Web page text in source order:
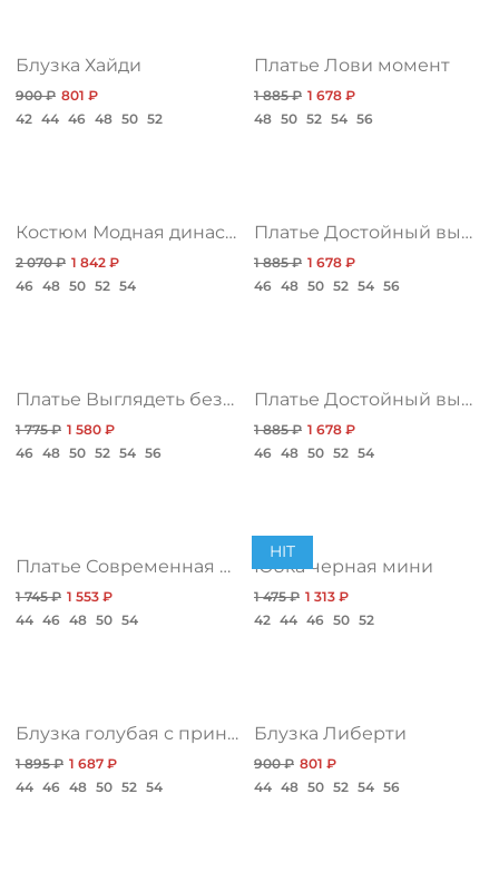
Блузка Хайди
900 ₽ 801 ₽
42 44 46 48 50 52
Платье Лови момент
1 885 ₽ 1 678 ₽
48 50 52 54 56
Костюм Модная династия, нью
2 070 ₽ 1 842 ₽
46 48 50 52 54
Платье Достойный выбор, дива
1 885 ₽ 1 678 ₽
46 48 50 52 54 56
Платье Выглядеть безупречно, нежная
1 775 ₽ 1 580 ₽
46 48 50 52 54 56
Платье Достойный выбор, электрик
1 885 ₽ 1 678 ₽
46 48 50 52 54
Платье Современная женственность, нью
1 745 ₽ 1 553 ₽
44 46 48 50 54
HIT
Юбка черная мини
1 475 ₽ 1 313 ₽
42 44 46 50 52
Блузка голубая с принтом
1 895 ₽ 1 687 ₽
44 46 48 50 52 54
Блузка Либерти
900 ₽ 801 ₽
44 48 50 52 54 56